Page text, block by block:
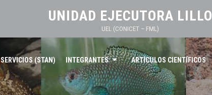
UNIDAD EJECUTORA LILLO
UEL (CONICET – FML)
SERVICIOS (STAN) INTEGRANTES ARTÍCULOS CIENTÍFICOS